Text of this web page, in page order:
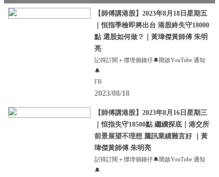
【師傅講港股】2023年8月18日星期五
｜恒指季檢即將出台 港股終失守18000
點 選股如何做？｜黃瑋傑黃師傅 朱明
亮
記得訂閱＋㩒埋個鐘仔🔔開啟YouTube 通知
🔔
FB
2023/08/18
【師傅講港股】2023年8月16日星期三
｜恒指失守18500點 繼續探底｜港交所
前景展望不理想 騰訊業績難言好 ｜黃
瑋傑黃師傅 朱明亮
記得訂閱＋㩒埋個鐘仔🔔開啟YouTube 通知
🔔